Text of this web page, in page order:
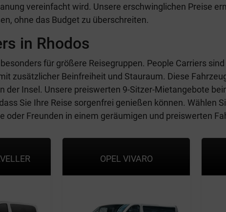
vereinfacht wird. Unsere erschwinglichen Preise
ohne das Budget zu überschreiten.
in Rhodos
für größere Reisegruppen. People Carriers
zusätzlicher Beinfreiheit und Stauraum. Diese
der Insel. Unsere preiswerten 9-Sitzer-Mietangebote
Sie Ihre Reise sorgenfrei genießen können. Wählen
oder Freunden in einem geräumigen und preiswerten
OPEL VIVARO